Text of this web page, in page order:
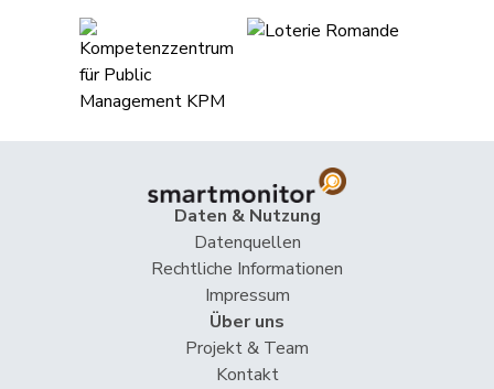
Daten & Nutzung
Datenquellen
Rechtliche Informationen
Impressum
Über uns
Projekt & Team
Kontakt